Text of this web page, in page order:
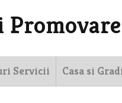
Servicii Casa si